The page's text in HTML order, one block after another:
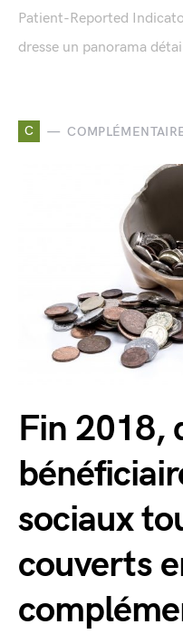
Patient-Reported
dresse un panorama
C
Fin 2018,
sociaux
couverts